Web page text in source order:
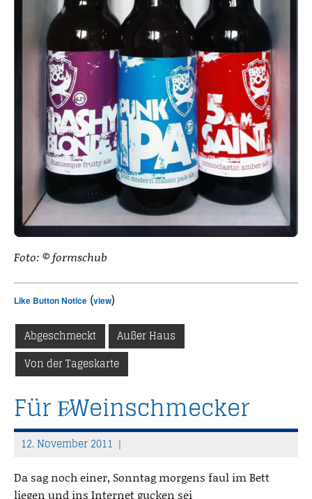
Foto: © formschub
Like Button Notice (view)
Abgeschmeckt
Außer Haus
Von der Tageskarte
Für F̷Weinschmecker
12. November 2011
T
o
Da sag noch einer, Sonntag morgens faul im Bett
liegen und ins Internet gucken sei